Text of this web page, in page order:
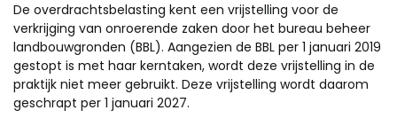
De overdrachtsbelasting kent een vrijstelling voor de
verkrijging van onroerende zaken door het bureau beheer
landbouwgronden (BBL). Aangezien de BBL per 1 januari 2019
gestopt is met haar kerntaken, wordt deze vrijstelling in de
praktijk niet meer gebruikt. Deze vrijstelling wordt daarom
geschrapt per 1 januari 2027.